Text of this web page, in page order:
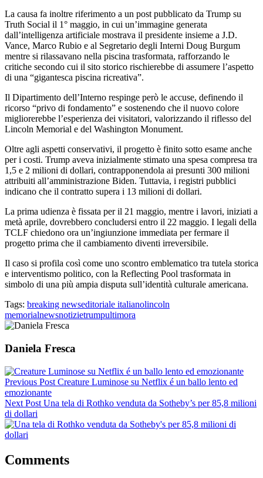
La causa fa inoltre riferimento a un post pubblicato da Trump su
Truth Social il 1° maggio, in cui un’immagine generata
dall’intelligenza artificiale mostrava il presidente insieme a J.D.
Vance, Marco Rubio e al Segretario degli Interni Doug Burgum
mentre si rilassavano nella piscina trasformata, rafforzando le
critiche secondo cui il sito storico rischierebbe di assumere l’aspetto
di una “gigantesca piscina ricreativa”.
Il Dipartimento dell’Interno respinge però le accuse, definendo il
ricorso “privo di fondamento” e sostenendo che il nuovo colore
migliorerebbe l’esperienza dei visitatori, valorizzando il riflesso del
Lincoln Memorial e del Washington Monument.
Oltre agli aspetti conservativi, il progetto è finito sotto esame anche
per i costi. Trump aveva inizialmente stimato una spesa compresa tra
1,5 e 2 milioni di dollari, contrapponendola ai presunti 300 milioni
attribuiti all’amministrazione Biden. Tuttavia, i registri pubblici
indicano che il contratto supera i 13 milioni di dollari.
La prima udienza è fissata per il 21 maggio, mentre i lavori, iniziati a
metà aprile, dovrebbero concludersi entro il 22 maggio. I legali della
TCLF chiedono ora un’ingiunzione immediata per fermare il
progetto prima che il cambiamento diventi irreversibile.
Il caso si profila così come uno scontro emblematico tra tutela storica
e interventismo politico, con la Reflecting Pool trasformata in
simbolo di una più ampia disputa sull’identità culturale americana.
Tags: breaking newseditoriale italianolincoln
memorialnewsnotizietrumpultimora
Daniela Fresca
Previous Post Creature Luminose su Netflix é un ballo lento ed
emozionante
Next Post Una tela di Rothko venduta da Sotheby’s per 85,8 milioni
di dollari
Comments